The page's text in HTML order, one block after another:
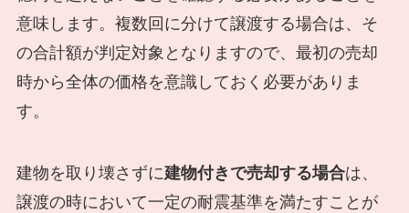
意味します。複数回に分けて譲渡する場合は、そ
の合計額が判定対象となりますので、最初の売却
時から全体の価格を意識しておく必要がありま
す。
建物を取り壊さずに建物付きで売却する場合は、
譲渡の時において一定の耐震基準を満たすことが